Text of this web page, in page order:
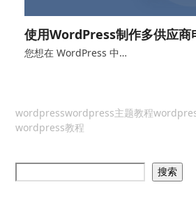
使用WordPress制作多供应商
您想在 WordPress 中…
wordpresswordpress主题教程
wordpress教程
搜索